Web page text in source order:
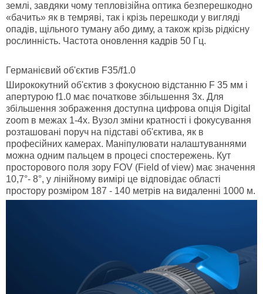
землі, завдяки чому тепловізійна оптика безперешкодно
«бачить» як в темряві, так і крізь перешкоди у вигляді
опадів, щільного туману або диму, а також крізь рідкісну
рослинність. Частота оновлення кадрів 50 Гц.
Германієвий об'єктив F35/f1.0
Ширококутний об'єктив з фокусною відстанню F 35 мм і
апертурою f1.0 має початкове збільшення 3х. Для
збільшення зображення доступна цифрова опція Digital
zoom в межах 1-4х. Вузол зміни кратності і фокусування
розташовані поруч на підставі об'єктива, як в
професійних камерах. Маніпулювати налаштуваннями
можна одним пальцем в процесі спостережень. Кут
просторового поля зору FOV (Field of view) має значення
10,7°- 8°, у лінійному вимірі це відповідає області
простору розміром 187 - 140 метрів на видаленні 1000 м.